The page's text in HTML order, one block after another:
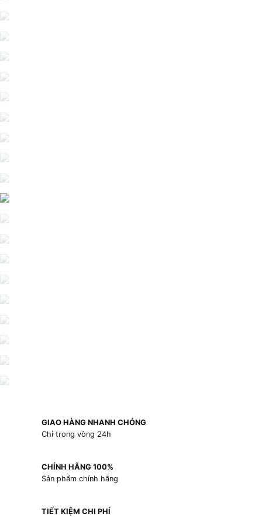
GIAO HÀNG NHANH CHÓNG
Chỉ trong vòng 24h
CHÍNH HÃNG 100%
Sản phẩm chính hãng
TIẾT KIỆM CHI PHÍ